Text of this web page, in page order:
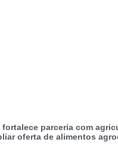
fortalece parceria com
oferta de alimentos